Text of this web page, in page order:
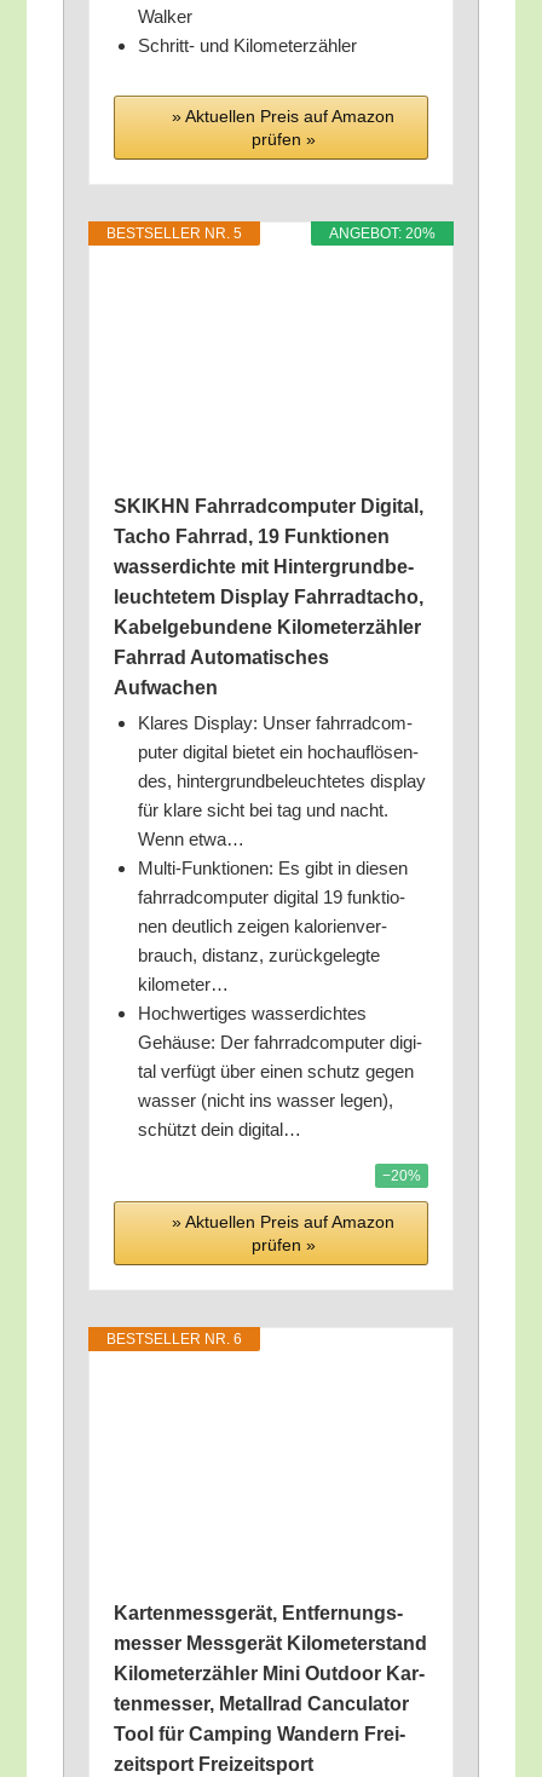
Walker
Schritt- und Kilometerzähler
» Aktu­el­len Preis auf Ama­zon
prü­fen »
ANGE­BOT: 20%
BEST­SEL­LER NR. 5
SKIKHN Fahr­rad­com­pu­ter Digi­tal,
Tacho Fahr­rad, 19 Funk­tio­nen
was­ser­dich­te mit Hin­ter­grund­be­
leuch­te­tem Dis­play Fahr­rad­ta­cho,
Kabel­ge­bun­de­ne Kilo­me­ter­zäh­ler
Fahr­rad Auto­ma­ti­sches
Aufwachen
Kla­res Dis­play: Unser fahr­rad­com­
pu­ter digi­tal bie­tet ein hoch­auf­lö­sen­
des, hin­ter­grund­be­leuch­te­tes dis­play
für kla­re sicht bei tag und nacht.
Wenn etwa…
Mul­ti-Funk­tio­nen: Es gibt in die­sen
fahr­rad­com­pu­ter digi­tal 19 funk­tio­
nen deut­lich zei­gen kalo­rien­ver­
brauch, distanz, zurück­ge­leg­te
kilometer…
Hoch­wer­ti­ges was­ser­dich­tes
Gehäu­se: Der fahr­rad­com­pu­ter digi­
tal ver­fügt über einen schutz gegen
was­ser (nicht ins was­ser legen),
schützt dein digital…
−20%
» Aktu­el­len Preis auf Ama­zon
prü­fen »
BEST­SEL­LER NR. 6
Kar­ten­mess­ge­rät, Ent­fer­nungs­
mes­ser Mess­ge­rät Kilo­me­ter­stand
Kilo­me­ter­zäh­ler Mini Out­door Kar­
ten­mes­ser, Metall­rad Can­cu­la­tor
Tool für Cam­ping Wan­dern Frei­
zeit­sport Freizeitsport